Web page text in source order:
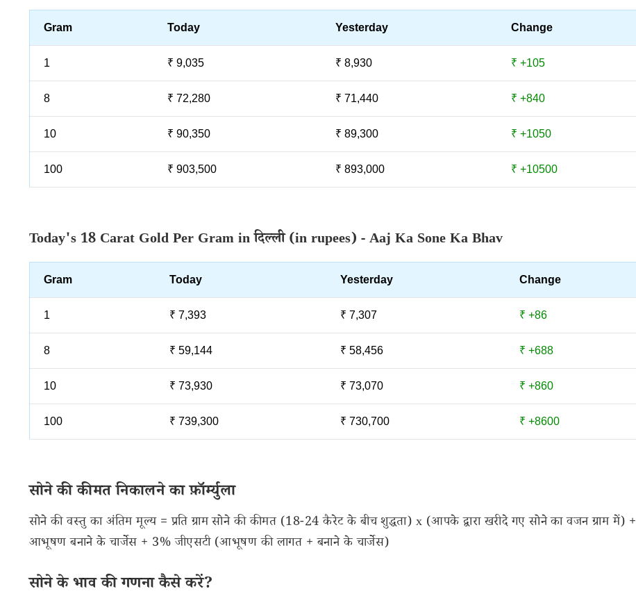
Gram Today Yesterday Change
1 ₹ 9,035 ₹ 8,930 ₹ +105
8 ₹ 72,280 ₹ 71,440 ₹ +840
10 ₹ 90,350 ₹ 89,300 ₹ +1050
100 ₹ 903,500 ₹ 893,000 ₹ +10500
Today's 18 Carat Gold Per Gram in दिल्ली (in rupees) - Aaj Ka Sone Ka Bhav
Gram Today Yesterday Change
1 ₹ 7,393 ₹ 7,307 ₹ +86
8 ₹ 59,144 ₹ 58,456 ₹ +688
10 ₹ 73,930 ₹ 73,070 ₹ +860
100 ₹ 739,300 ₹ 730,700 ₹ +8600
सोने की कीमत निकालने का फ़ॉर्म्युला
सोने की वस्तु का अंतिम मूल्य = प्रति ग्राम सोने की कीमत (18-24 कैरेट के बीच शुद्धता) x (आपके द्वारा खरीदे गए सोने का वजन ग्राम में) +
आभूषण बनाने के चार्जेस + 3% जीएसटी (आभूषण की लागत + बनाने के चार्जेस)
सोने के भाव की गणना कैसे करें?